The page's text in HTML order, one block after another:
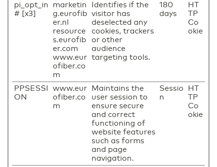
pi_opt_in
# [x3]
marketin
g.eurofib
er.nl
resource
s.eurofib
er.com
www.eur
ofiber.co
m
Identifies if the
visitor has
deselected any
cookies, trackers
or other
audience
targeting tools.
180
days
HT
TP
Co
okie
PPSESSI
ON
www.eur
ofiber.co
m
Maintains the
user session to
ensure secure
and correct
functioning of
website features
such as forms
and page
navigation.
Sessio
n
HT
TP
Co
okie